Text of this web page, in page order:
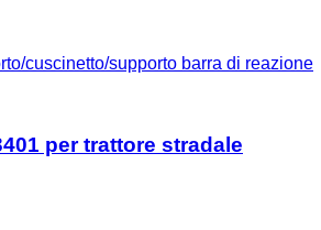
cuscinetto/supporto barra di reazione
per trattore stradale